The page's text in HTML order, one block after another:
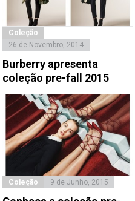
Coleção
26 de Novembro, 2014
Burberry apresenta
coleção pre-fall 2015
Coleção 9 de Junho, 2015